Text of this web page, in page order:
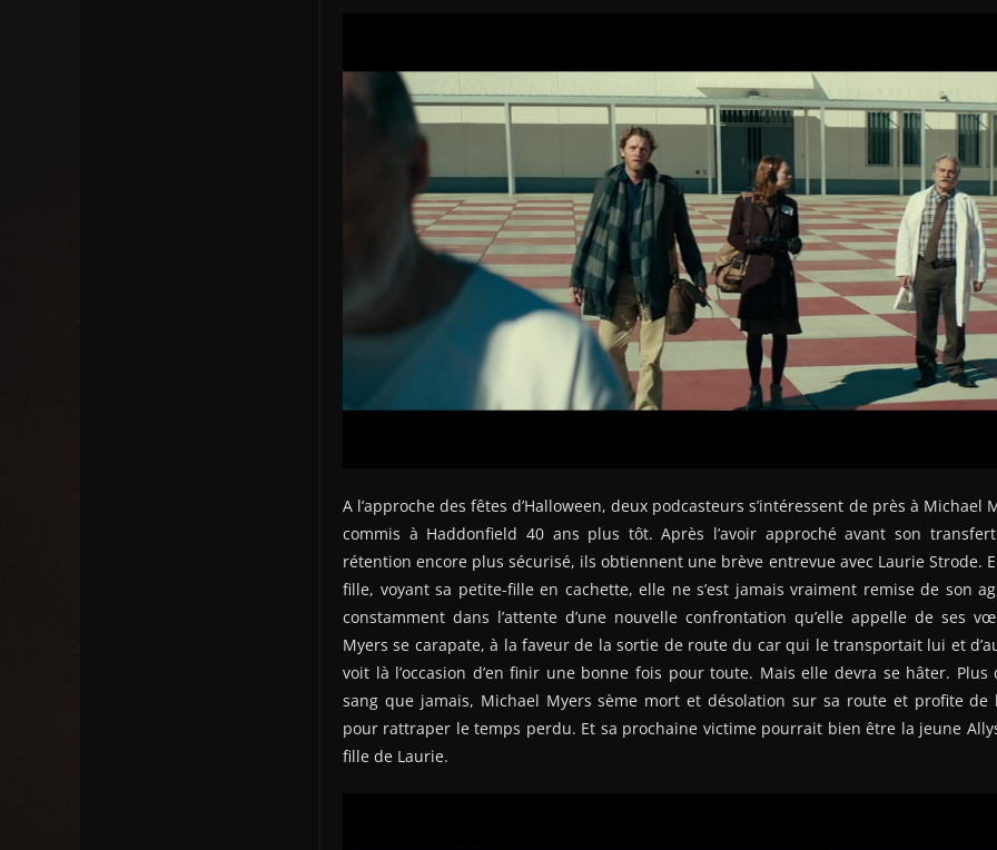
A l’approche des fêtes d’Halloween, deux podcasteurs s’intéressent de près à Michael
commis à Haddonfield 40 ans plus tôt. Après l’avoir approché avant son
rétention encore plus sécurisé, ils obtiennent une brève entrevue avec Laurie Strode.
fille, voyant sa petite-fille en cachette, elle ne s’est jamais vraiment remise de son
constamment dans l’attente d’une nouvelle confrontation qu’elle appelle de ses
Myers se carapate, à la faveur de la sortie de route du car qui le transportait lui et
voit là l’occasion d’en finir une bonne fois pour toute. Mais elle devra se hâter. Plus
sang que jamais, Michael Myers sème mort et désolation sur sa route et profite de
pour rattraper le temps perdu. Et sa prochaine victime pourrait bien être la jeune
fille de Laurie.